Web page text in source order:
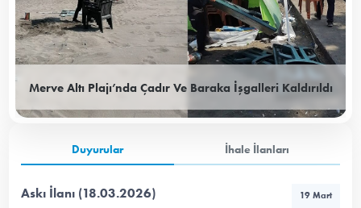
Merve Altı Plajı’nda Çadır Ve Baraka İşgalleri Kaldırıldı
Duyurular İhale İlanları
Askı İlanı (18.03.2026) 19 Mart